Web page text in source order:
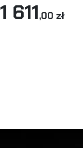
1 611,00 zł